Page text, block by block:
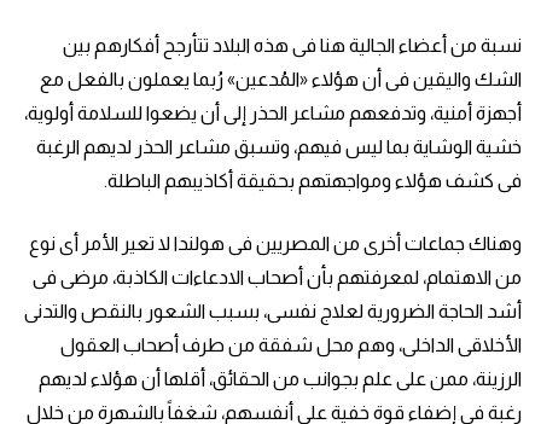
نسبة من أعضاء الجالية هنا فى هذه البلاد تتأرجح أفكارهم بين
الشك واليقين فى أن هؤلاء «المُدعين» رُبما يعملون بالفعل مع
أجهزة أمنية، وتدفعهم مشاعر الحذر إلى أن يضعوا للسلامة أولوية،
خشية الوشاية بما ليس فيهم، وتسبق مشاعر الحذر لديهم الرغبة
فى كشف هؤلاء ومواجهتهم بحقيقة أكاذيبهم الباطلة.
وهناك جماعات أخرى من المصريين فى هولندا لا تعير الأمر أى نوع
من الاهتمام، لمعرفتهم بأن أصحاب الادعاءات الكاذبة، مرضى فى
أشد الحاجة الضرورية لعلاج نفسى، بسبب الشعور بالنقص والتدنى
الأخلاقى الداخلى، وهم محل شفقة من طرف أصحاب العقول
الرزينة، ممن على علم بجوانب من الحقائق، أقلها أن هؤلاء لديهم
رغبة فى إضفاء قوة خفية على أنفسهم، شغفاً بالشهرة من خلال